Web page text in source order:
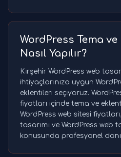
WordPress Tema
Nasıl Yapılır?
Kırşehir WordPress web
ihtiyaçlarınıza uygun
eklentileri seçiyoruz.
fiyatları içinde tema ve
WordPress web sitesi
tasarımı ve WordPress web
konusunda profesyonel